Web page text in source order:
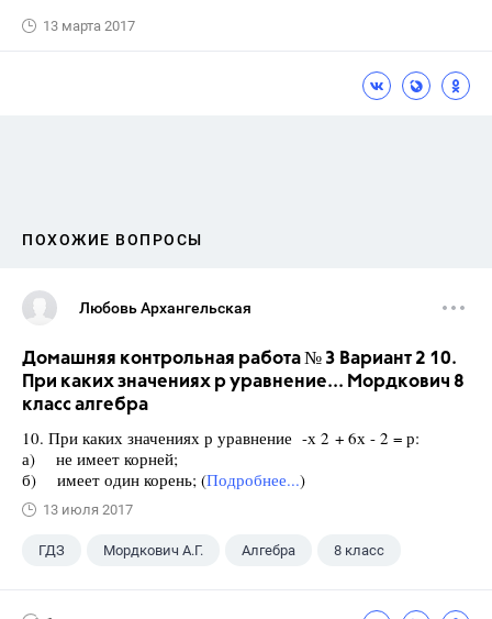
13 марта 2017
ПОХОЖИЕ ВОПРОСЫ
Любовь Архангельская
Домашняя контрольная работа № 3 Вариант 2 10.
При каких значениях р уравнение... Мордкович 8
класс алгебра
10. При каких значениях р уравнение -х 2 + 6х - 2 = р:
а) не имеет корней;
б) имеет один корень; (Подробнее...)
13 июля 2017
ГДЗ Мордкович А.Г. Алгебра 8 класс